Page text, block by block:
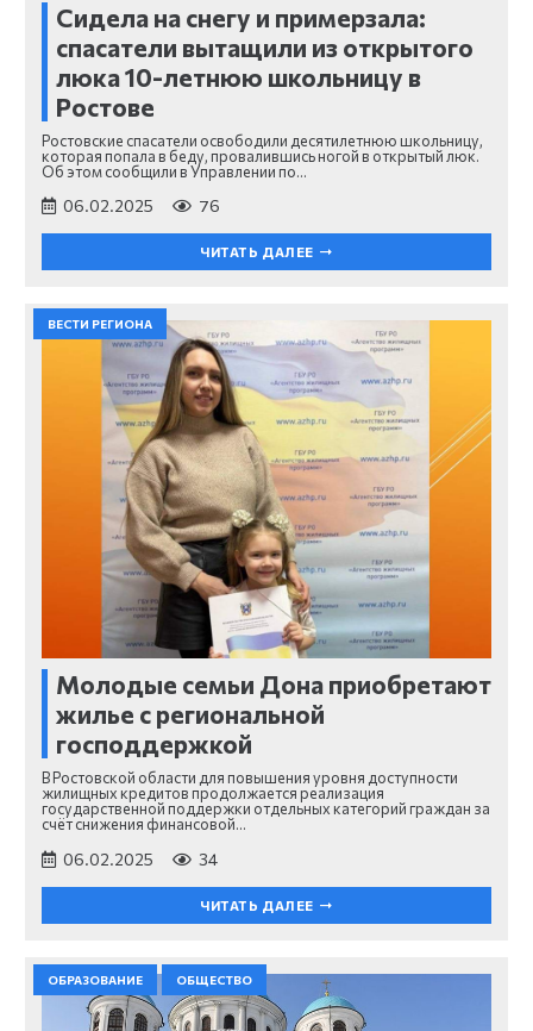
Сидела на снегу и примерзала:
спасатели вытащили из открытого
люка 10-летнюю школьницу в
Ростове
Ростовские спасатели освободили десятилетнюю школьницу,
которая попала в беду, провалившись ногой в открытый люк.
Об этом сообщили в Управлении по…
06.02.2025 76
ЧИТАТЬ ДАЛЕЕ
ВЕСТИ РЕГИОНА
Молодые семьи Дона приобретают
жилье с региональной
господдержкой
В Ростовской области для повышения уровня доступности
жилищных кредитов продолжается реализация
государственной поддержки отдельных категорий граждан за
счёт снижения финансовой…
06.02.2025 34
ЧИТАТЬ ДАЛЕЕ
ОБРАЗОВАНИЕ ОБЩЕСТВО